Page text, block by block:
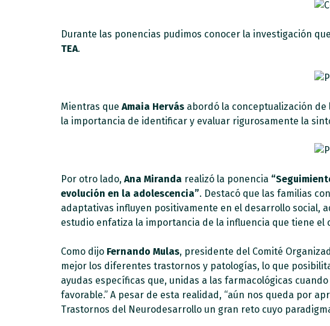
Durante las ponencias pudimos conocer la investigación
TEA.
Mientras que Amaia Hervásabordó la conceptualización de
la importancia de identificar y evaluar rigurosamente la
Por otro lado, Ana Miranda realizó la ponencia
evolución en la adolescencia”. Destacó que las familias
adaptativas influyen positivamente en el desarrollo social,
estudio enfatiza la importancia de la influencia que tiene el
Como dijo Fernando Mulas, presidente del Comité
mejor los diferentes trastornos y patologías, lo que
ayudas específicas que, unidas a las farmacológicas
favorable.” A pesar de esta realidad, “aún nos queda por
Trastornos del Neurodesarrollo un gran reto cuyo